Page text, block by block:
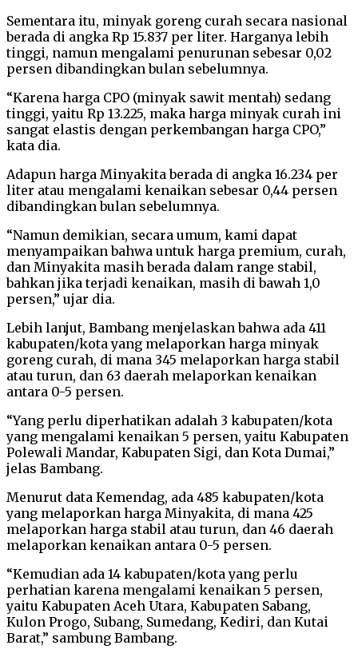
Sementara itu, minyak goreng curah secara nasional
berada di angka Rp 15.837 per liter. Harganya lebih
tinggi, namun mengalami penurunan sebesar 0,02
persen dibandingkan bulan sebelumnya.
“Karena harga CPO (minyak sawit mentah) sedang
tinggi, yaitu Rp 13.225, maka harga minyak curah ini
sangat elastis dengan perkembangan harga CPO,”
kata dia.
Adapun harga Minyakita berada di angka 16.234 per
liter atau mengalami kenaikan sebesar 0,44 persen
dibandingkan bulan sebelumnya.
“Namun demikian, secara umum, kami dapat
menyampaikan bahwa untuk harga premium, curah,
dan Minyakita masih berada dalam range stabil,
bahkan jika terjadi kenaikan, masih di bawah 1,0
persen,” ujar dia.
Lebih lanjut, Bambang menjelaskan bahwa ada 411
kabupaten/kota yang melaporkan harga minyak
goreng curah, di mana 345 melaporkan harga stabil
atau turun, dan 63 daerah melaporkan kenaikan
antara 0-5 persen.
“Yang perlu diperhatikan adalah 3 kabupaten/kota
yang mengalami kenaikan 5 persen, yaitu Kabupaten
Polewali Mandar, Kabupaten Sigi, dan Kota Dumai,”
jelas Bambang.
Menurut data Kemendag, ada 485 kabupaten/kota
yang melaporkan harga Minyakita, di mana 425
melaporkan harga stabil atau turun, dan 46 daerah
melaporkan kenaikan antara 0-5 persen.
“Kemudian ada 14 kabupaten/kota yang perlu
perhatian karena mengalami kenaikan 5 persen,
yaitu Kabupaten Aceh Utara, Kabupaten Sabang,
Kulon Progo, Subang, Sumedang, Kediri, dan Kutai
Barat,” sambung Bambang.